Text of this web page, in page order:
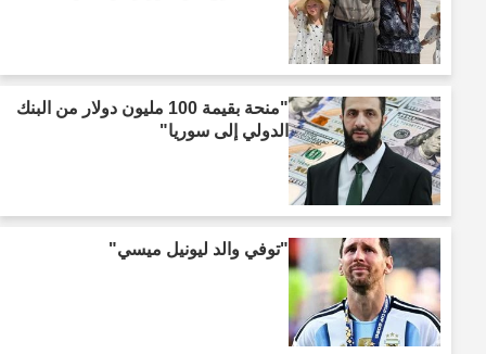
"منحة بقيمة 100 مليون دولار من البنك
الدولي إلى سوريا"
"توفي والد ليونيل ميسي"